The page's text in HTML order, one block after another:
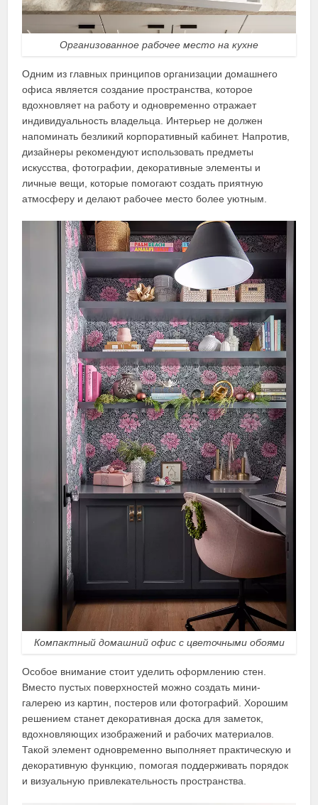
Организованное рабочее место на кухне
Одним из главных принципов организации домашнего
офиса является создание пространства, которое
вдохновляет на работу и одновременно отражает
индивидуальность владельца. Интерьер не должен
напоминать безликий корпоративный кабинет. Напротив,
дизайнеры рекомендуют использовать предметы
искусства, фотографии, декоративные элементы и
личные вещи, которые помогают создать приятную
атмосферу и делают рабочее место более уютным.
Компактный домашний офис с цветочными обоями
Особое внимание стоит уделить оформлению стен.
Вместо пустых поверхностей можно создать мини-
галерею из картин, постеров или фотографий. Хорошим
решением станет декоративная доска для заметок,
вдохновляющих изображений и рабочих материалов.
Такой элемент одновременно выполняет практическую и
декоративную функцию, помогая поддерживать порядок
и визуальную привлекательность пространства.